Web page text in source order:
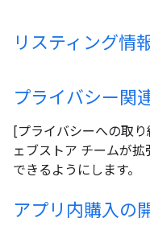
リスティング情
プライバシー関
[プライバシーへの取
ェブストア チームが
できるようにします。
アプリ内購入の